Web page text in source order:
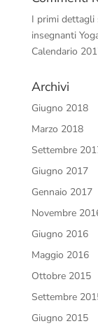
I primi dettagli
insegnanti
Calendario
Archivi
Giugno 2018
Marzo 2018
Settembre
Giugno 2017
Gennaio 2017
Novembre
Giugno 2016
Maggio 2016
Ottobre 2015
Settembre
Giugno 2015